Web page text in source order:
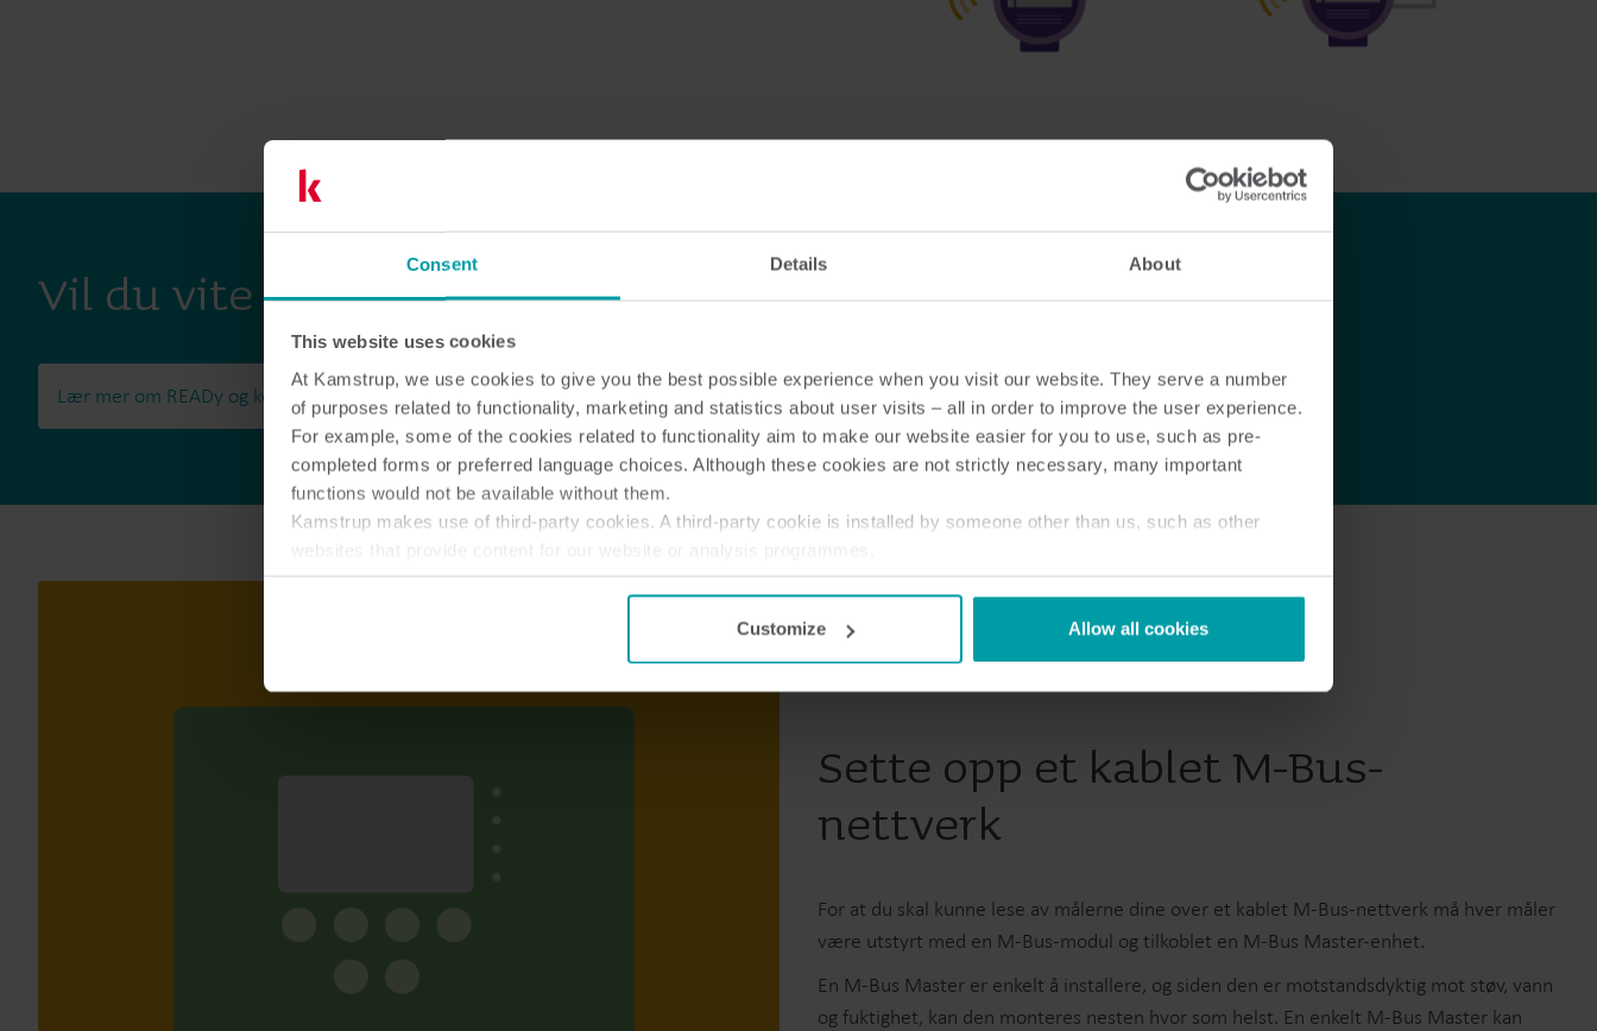
Consent Details About
This website uses cookies
At Kamstrup, we use cookies to give you the best possible experience when you visit our website. They serve a number
of purposes related to functionality, marketing and statistics about user visits – all in order to improve the user experience.
For example, some of the cookies related to functionality aim to make our website easier for you to use, such as pre-
completed forms or preferred language choices. Although these cookies are not strictly necessary, many important
functions would not be available without them.
Kamstrup makes use of third-party cookies. A third-party cookie is installed by someone other than us, such as other
websites that provide content for our website or analysis programmes.
You can at any time change or withdraw your consent from the Cookie Declarationhere.
Customize Allow all cookies
Vil du vite mer?
Lær mer om READy og komponentene
Sette opp et kablet M-Bus-
nettverk
For at du skal kunne lese av målerne dine over et kablet M-Bus-nettverk må hver måler
være utstyrt med en M-Bus-modul og tilkoblet en M-Bus Master-enhet.
En M-Bus Master er enkelt å installere, og siden den er motstandsdyktig mot støv, vann
og fuktighet, kan den monteres nesten hvor som helst. En enkelt M-Bus Master kan